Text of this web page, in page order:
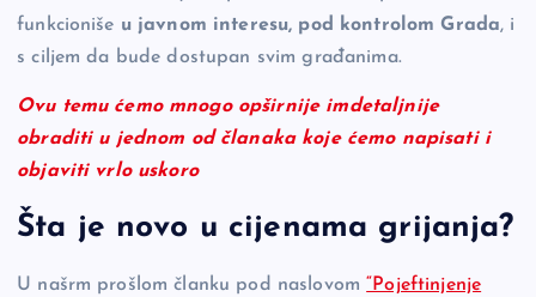
funkcioniše u javnom interesu, pod kontrolom Grada, i
s ciljem da bude dostupan svim građanima.
Ovu temu ćemo mnogo opširnije imdetaljnije
obraditi u jednom od članaka koje ćemo napisati i
objaviti vrlo uskoro
Šta je novo u cijenama grijanja?
U našrm prošlom članku pod naslovom“Pojeftinjenje